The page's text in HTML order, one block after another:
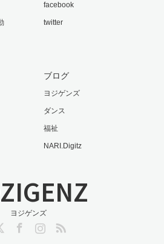
facebook
twitter
ブログ
ヨジゲンズ
ダンス
福祉
NARI.Digitz
ヨジゲンズ